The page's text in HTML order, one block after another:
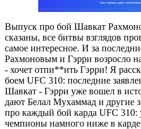
Выпуск про бой Шавкат
сказаны, все битвы взглядов
самое интересное. И за
Рахмоновым и Гэрри возросло
- хочет отпи**ить Гэрри! Я
боем UFC 310: последние
Шавкат - Гэрри уже вошел в
дают Белал Мухаммад и другие
про каждый бой карда UFC 310:
чемпионы намного ниже в